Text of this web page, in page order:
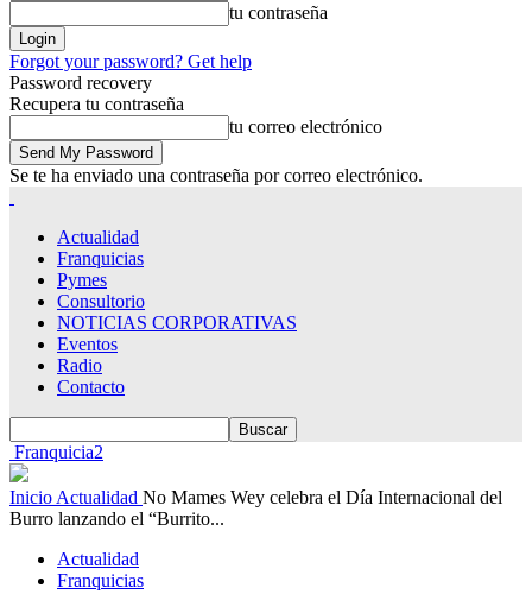
tu contraseña
Forgot your password? Get help
Password recovery
Recupera tu contraseña
tu correo electrónico
Se te ha enviado una contraseña por correo electrónico.
Actualidad
Franquicias
Pymes
Consultorio
NOTICIAS CORPORATIVAS
Eventos
Radio
Contacto
Franquicia2
Inicio Actualidad No Mames Wey celebra el Día Internacional del
Burro lanzando el “Burrito...
Actualidad
Franquicias